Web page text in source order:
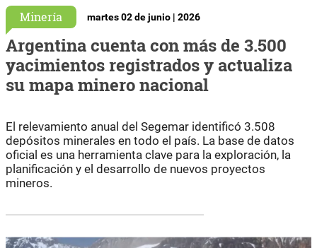
Minería martes 02 de junio | 2026
Argentina cuenta con más de 3.500
yacimientos registrados y actualiza
su mapa minero nacional
El relevamiento anual del Segemar identificó 3.508
depósitos minerales en todo el país. La base de datos
oficial es una herramienta clave para la exploración, la
planificación y el desarrollo de nuevos proyectos
mineros.